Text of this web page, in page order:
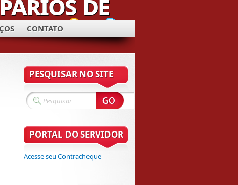
CONTATO
PESQUISAR NO SITE
PORTAL DO SERVIDOR
Acesse seu Contracheque